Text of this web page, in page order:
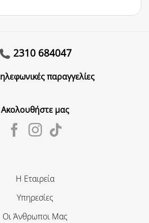
2310 684047
παραγγελίες
Ακολουθήστε μας
Η Εταιρεία
Υπηρεσίες
Οι Άνθρωποι Μας